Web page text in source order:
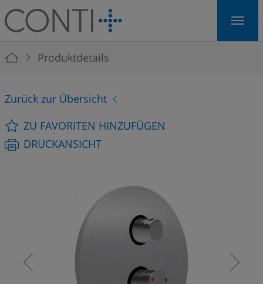
Skip to main navigation
Skip to main content
Skip to page footer
You are here:
Produktdetails
Zurück zur Übersicht
ZU FAVORITEN HINZUFÜGEN
DRUCKANSICHT